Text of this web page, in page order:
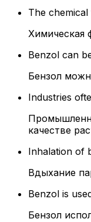
The
Химическая
Benzol can
Бензол
Industries
качестве
Inhalation of
Вдыхание
Benzol is
Бензол